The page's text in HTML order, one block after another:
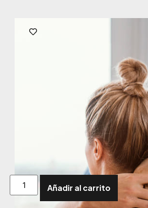
Añadir al carrito